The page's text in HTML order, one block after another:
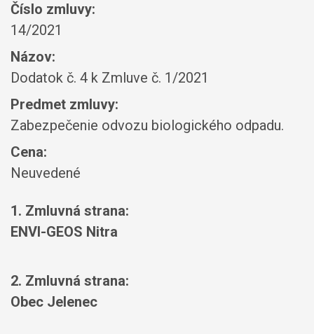
Číslo zmluvy:
14/2021
Názov:
Dodatok č. 4 k Zmluve č. 1/2021
Predmet zmluvy:
Zabezpečenie odvozu biologického odpadu.
Cena:
Neuvedené
1. Zmluvná strana:
ENVI-GEOS Nitra
2. Zmluvná strana:
Obec Jelenec